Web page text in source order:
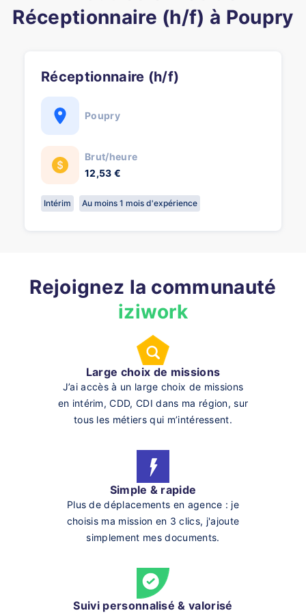
Réceptionnaire (h/f) à Poupry
Réceptionnaire (h/f)
Poupry
Brut/heure
12,53 €
Intérim Au moins 1 mois d'expérience
Rejoignez la communauté
iziwork
Large choix de missions
J’ai accès à un large choix de missions
en intérim, CDD, CDI dans ma région, sur
tous les métiers qui m’intéressent.
Simple & rapide
Plus de déplacements en agence : je
choisis ma mission en 3 clics, j'ajoute
simplement mes documents.
Suivi personnalisé & valorisé